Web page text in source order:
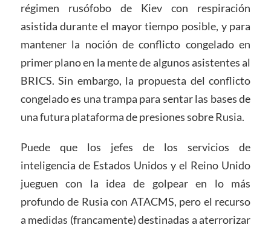
régimen rusófobo de Kiev con respiración
asistida durante el mayor tiempo posible, y para
mantener la noción de conflicto congelado en
primer plano en la mente de algunos asistentes al
BRICS. Sin embargo, la propuesta del conflicto
congelado es una trampa para sentar las bases de
una futura plataforma de presiones sobre Rusia.
Puede que los jefes de los servicios de
inteligencia de Estados Unidos y el Reino Unido
jueguen con la idea de golpear en lo más
profundo de Rusia con ATACMS, pero el recurso
a medidas (francamente) destinadas a aterrorizar